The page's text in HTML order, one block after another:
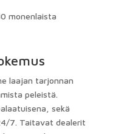
monenlaista
laajan tarjonnan
peleistä.
sekä
7. Taitavat dealerit